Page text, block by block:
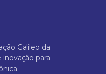
Galileo da
para